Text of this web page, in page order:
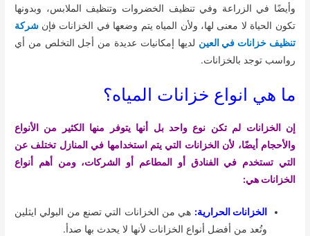
وأيضًا في الزراعة وفي تنظيف الخضروات وتنظيف الملابس، وبدونها
تكون الحياة لا معنى لها، ولأن المياه يتم وضعها في الخزانات فإن شركة
تنظيف خزانات في العين لديها إمكانيات عديدة من أجل التخلص من أي
رواسب توجد بالخزانات.
ما هي انواع خزانات المياه؟
إن الخزانات لم تكن نوع واحد بل أنها يتوفر منها الكثير من الأنواع
والأحجام أيضًا، لأن الخزانات التي يتم استخدامها في المنازل تختلف عن
التي تستخدم في الفنادق أو المطاعم أو الشركات، ومن أهم أنواع
الخزانات هي:
الخزانات الحرارية: هي من الخزانات التي تصنع من البولي ايثلين
وتُعد من أفضل أنواع الخزانات لأنها لا يحدث بها صدأ.